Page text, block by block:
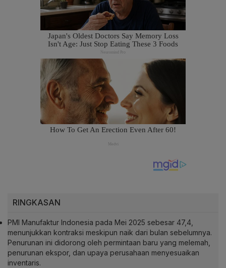
RINGKASAN
PMI Manufaktur Indonesia pada Mei 2025 sebesar 47,4,
menunjukkan kontraksi meskipun naik dari bulan sebelumnya.
Penurunan ini didorong oleh permintaan baru yang melemah,
penurunan ekspor, dan upaya perusahaan menyesuaikan
inventaris.